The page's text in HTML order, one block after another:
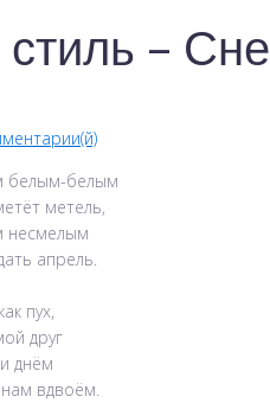
–
белым-белым
метель,
несмелым
апрель.
пух,
друг
днём
вдвоём.